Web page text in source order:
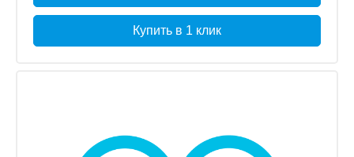
Купить в 1 клик